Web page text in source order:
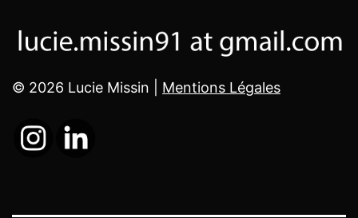
© 2026 Lucie Missin | Mentions Légales